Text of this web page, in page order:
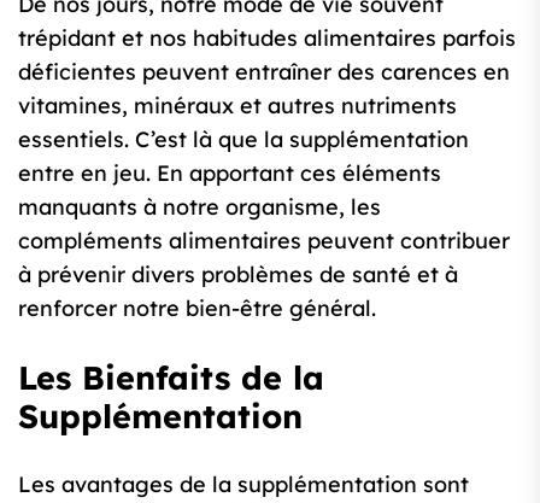
trépidant et nos habitudes alimentaires parfois
déficientes peuvent entraîner des carences en
vitamines, minéraux et autres nutriments
essentiels. C’est là que la supplémentation
entre en jeu. En apportant ces éléments
manquants à notre organisme, les
compléments alimentaires peuvent contribuer
à prévenir divers problèmes de santé et à
renforcer notre bien-être général.
Les Bienfaits de la
Supplémentation
Les avantages de la supplémentation sont